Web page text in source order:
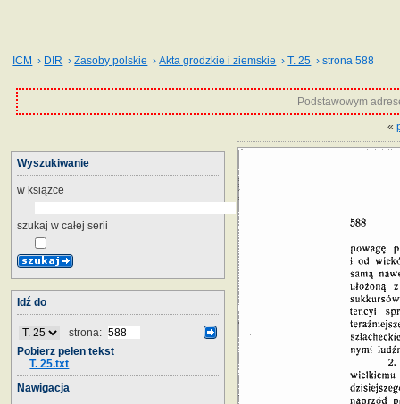
ICM › DIR ›Zasoby polskie ›Akta grodzkie i ziemskie ›T. 25 › strona 588
Podstawowym
«
Wyszukiwanie
w książce
szukaj w całej serii
Idź do
strona:
Pobierz pełen tekst
T. 25.txt
Nawigacja